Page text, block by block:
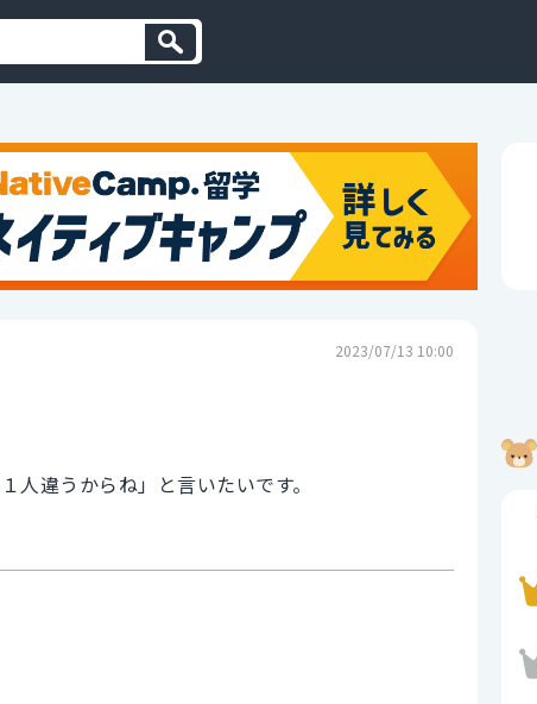
2023/07/13 10:00
人違うからね」と言いたいです。